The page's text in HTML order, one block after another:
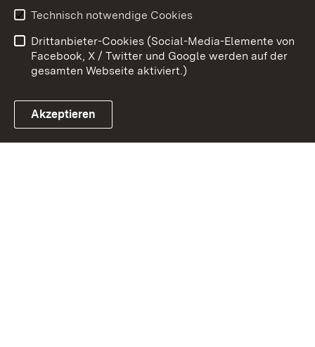
Link zum Landesportal
Barrierefreiheit
Impressum Cookies
Technisch notwendige Cookies
Drittanbieter-Cookies (Social-Media-Elemente von
Facebook, X / Twitter und Google werden auf der
gesamten Webseite aktiviert.)
Akzeptieren